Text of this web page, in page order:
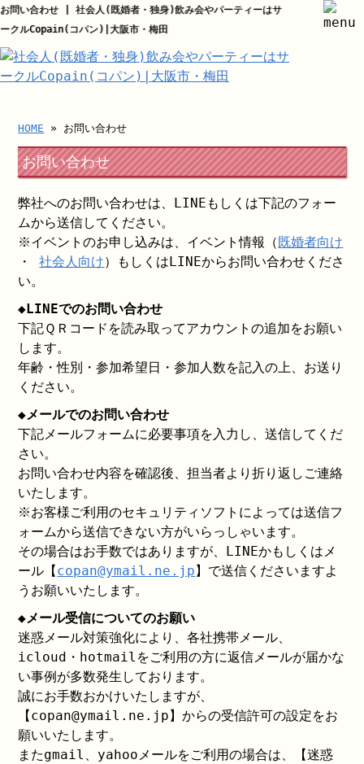
お問い合わせ | 社会人(既婚者・独身)飲み会やパーティーはサ
ークルCopain(コパン)|大阪市・梅田
HOME » お問い合わせ
お問い合わせ
弊社へのお問い合わせは、LINEもしくは下記のフォー
ムから送信してください。
※イベントのお申し込みは、イベント情報（既婚者向け
・社会人向け）もしくはLINEからお問い合わせくださ
い。
◆LINEでのお問い合わせ
下記ＱＲコードを読み取ってアカウントの追加をお願い
します。
年齢・性別・参加希望日・参加人数を記入の上、お送り
ください。
◆メールでのお問い合わせ
下記メールフォームに必要事項を入力し、送信してくだ
さい。
お問い合わせ内容を確認後、担当者より折り返しご連絡
いたします。
※お客様ご利用のセキュリティソフトによっては送信フ
ォームから送信できない方がいらっしゃいます。
その場合はお手数ではありますが、LINEかもしくはメ
ール【copan@ymail.ne.jp】で送信くださいますよ
うお願いいたします。
◆メール受信についてのお願い
迷惑メール対策強化により、各社携帯メール、
icloud・hotmailをご利用の方に返信メールが届かな
い事例が多数発生しております。
誠にお手数おかけいたしますが、
【copan@ymail.ne.jp】からの受信許可の設定をお
願いいたします。
またgmail、yahooメールをご利用の場合は、【迷惑